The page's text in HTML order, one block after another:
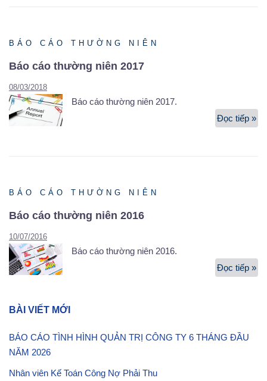
BÁO CÁO THƯỜNG NIÊN
Báo cáo thường niên 2017
08/03/2018
Báo cáo thường niên 2017.
Đọc tiếp »
BÁO CÁO THƯỜNG NIÊN
Báo cáo thường niên 2016
10/07/2016
Báo cáo thường niên 2016.
Đọc tiếp »
BÀI VIẾT MỚI
BÁO CÁO TÌNH HÌNH QUẢN TRỊ CÔNG TY 6 THÁNG ĐẦU
NĂM 2026
Nhân viên Kế Toán Công Nợ Phải Thu